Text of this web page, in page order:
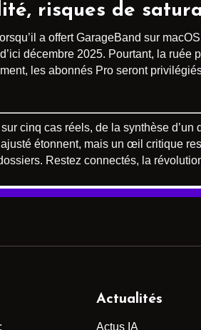
risques de
a offert GarageBand sur
décembre 2025. Pourtant, la ruée
les abonnés Pro seront
cinq cas réels, de la synthèse d’un
étonnent, mais un œil critique
Restez connectés, la
Actualités
Actus IA